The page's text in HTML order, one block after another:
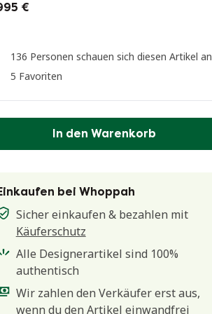
€
136 Personen schauen sich diesen Artikel an
5 Favoriten
In den Warenkorb
bei Whoppah
Sicher einkaufen & bezahlen mit
Käuferschutz
Alle Designerartikel sind 100%
authentisch
Wir zahlen den Verkäufer erst aus,
wenn du den Artikel einwandfrei